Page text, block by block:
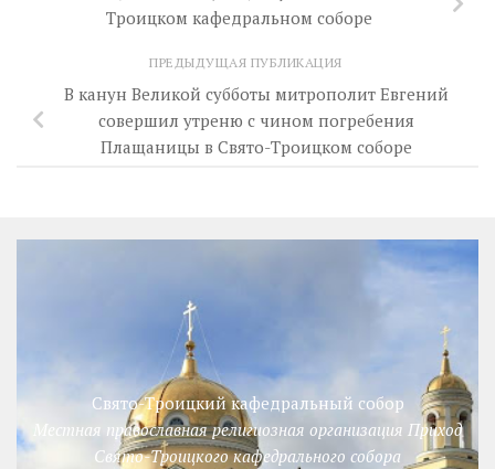
Троицком кафедральном соборе
ПРЕДЫДУЩАЯ ПУБЛИКАЦИЯ
В канун Великой субботы митрополит Евгений
совершил утреню с чином погребения
Плащаницы в Свято-Троицком соборе
Свято-Троицкий кафедральный собор
Местная православная религиозная организация Приход
Свято-Троицкого кафедрального собора